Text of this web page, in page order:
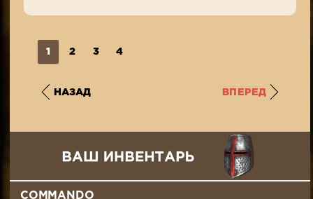
1 2 3 4
НАЗАД ВПЕРЕД
COMMANDO